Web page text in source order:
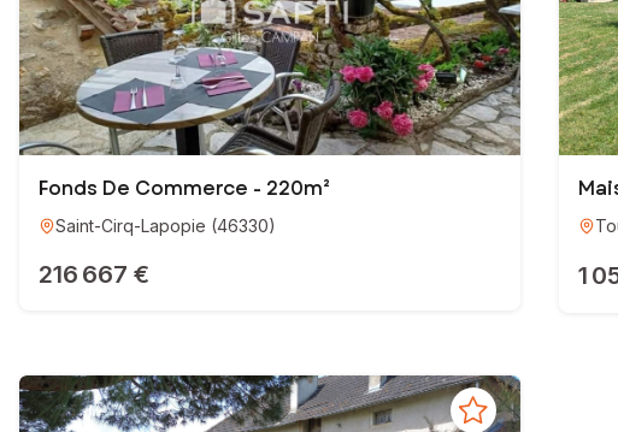
Fonds De Commerce - 220m²
Saint-Cirq-Lapopie (46330)
216 667 € 1